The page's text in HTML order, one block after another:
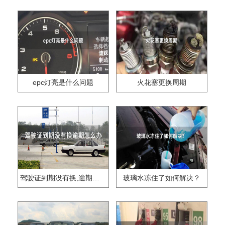
epc灯亮是什么问题 火花塞更换周期
驾驶证到期没有换,逾期怎么办?? 玻璃水冻住了如何解决？